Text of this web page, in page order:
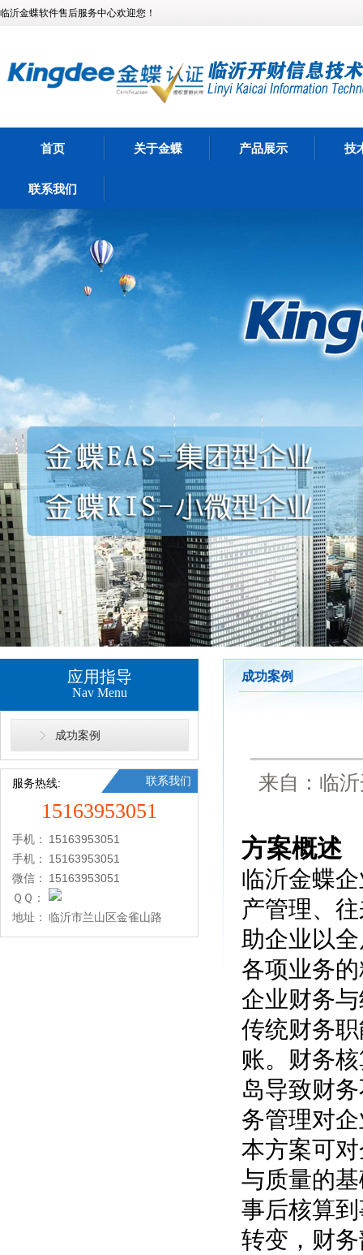
临沂金蝶软件售后服务中心欢迎您！
首页 关于金蝶 产品展示 技
联系我们
应用指导
Nav Menu
成功案例
服务热线: 联系我们
15163953051
手机：
15163953051
手机：
15163953051
微信：
15163953051
ＱＱ：
地址： 临沂市兰山区金雀山路
成功案例
来自：临
方案概述
临沂金蝶
产管理、
助企业以
各项业务
企业财务
传统财务
账。财务
岛导致财
务管理对
本方案可
与质量的
事后核算
转变，财